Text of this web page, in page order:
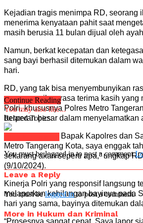
Kejadian tragis menimpa RD, seorang
menerima kenyataan pahit saat
masih berusia 11 bulan dijual oleh
Namun, berkat kecepatan dan
sang bayi berhasil ditemukan dalam
hari.
RD, yang tak bisa menyembunyikan
menyampaikan rasa terima kasih yang
Polri, khususnya Polres Metro
berperan besar dalam menyelamatkan
“Tanpa bantuan Bapak Kapolres dan
Metro Tangerang Kota, saya enggak
sekarang akan seperti apa,” ungkap
(9/10/2024).
Kinerja Polri yang responsif langsung
melaporkan kehilangan bayinya pada
hari yang sama, bayinya ditemukan
Continue Reading
You may also like...
Related Topics:
You must be logged in to post a comment
Leave a Reply
You must belogged into post a comment.
More in Hukum dan Kriminal